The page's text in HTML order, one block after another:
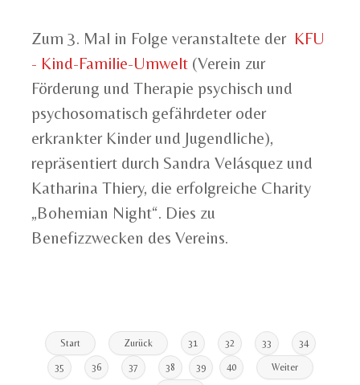
Zum 3. Mal in Folge veranstaltete der KFU
- Kind-Familie-Umwelt (Verein zur
Förderung und Therapie psychisch und
psychosomatisch gefährdeter oder
erkrankter Kinder und Jugendliche),
repräsentiert durch Sandra Velásquez und
Katharina Thiery, die erfolgreiche Charity
„Bohemian Night“. Dies zu
Benefizzwecken des Vereins.
Start Zurück 31 32 33 34
35 36 37 38 39 40 Weiter